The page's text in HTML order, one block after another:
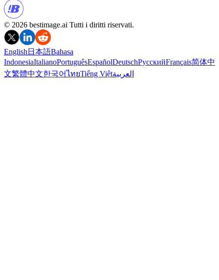
© 2026 bestimage.ai Tutti i diritti riservati.
English 日本語Bahasa
IndonesiaItalianoPortuguêsEspañolDeutschРусскийFrançais简体中
文繁體中文한국어ไทยTiếng Việtالعربية